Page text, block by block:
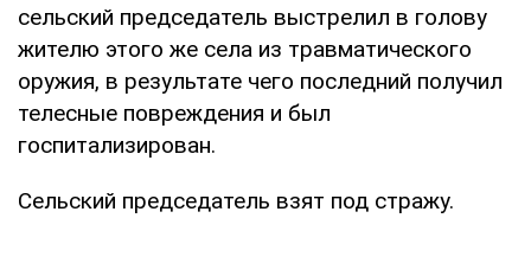
сельский председатель выстрелил в голову
жителю этого же села из травматического
оружия, в результате чего последний получил
телесные повреждения и был
госпитализирован.
Сельский председатель взят под стражу.